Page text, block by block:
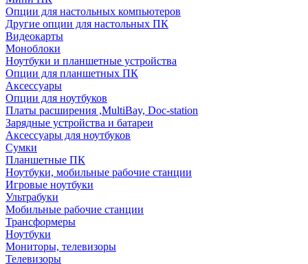
Опции для настольных компьютеров
Другие опции для настольных ПК
Видеокарты
Моноблоки
Ноутбуки и планшетные устройства
Опции для планшетных ПК
Аксессуары
Опции для ноутбуков
Платы расширения ,MultiBay, Doc-station
Зарядные устройства и батареи
Аксессуары для ноутбуков
Сумки
Планшетные ПК
Ноутбуки, мобильные рабочие станции
Игровые ноутбуки
Ультрабуки
Мобильные рабочие станции
Трансформеры
Ноутбуки
Мониторы, телевизоры
Телевизоры